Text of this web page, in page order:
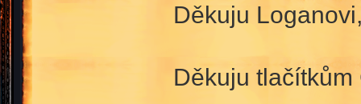
Děkuju
Děkuju